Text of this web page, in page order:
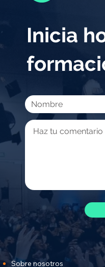
Inicia
Sobre nosotros